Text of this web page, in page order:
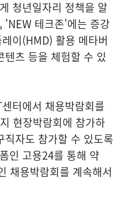
청년일자리 정책을 알
'NEW 테크존'에는 증강
이(HMD) 활용 메타버
텐츠 등을 체험할 수 있
터에서 채용박람회를
현장박람회에 참가하
자도 참가할 수 있도록
인 고용24를 통해 약
채용박람회를 계속해서